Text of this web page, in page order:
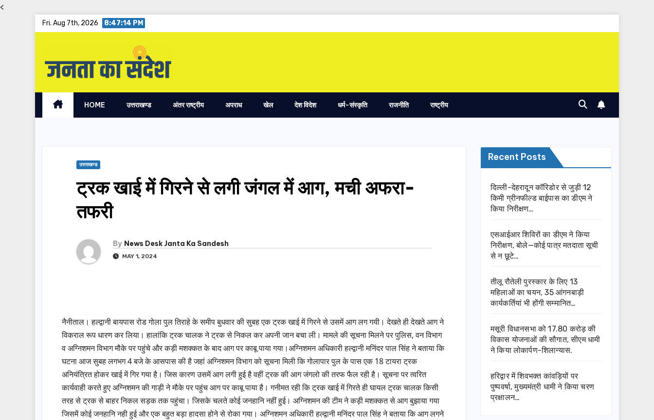
<
Fri. Aug 7th, 2026 8:47:14 PM
HOME उत्तराखण्ड अंतर राष्ट्रीय अपराध खेल देश विदेश धर्म-संस्कृति राजनीति राष्ट्रीय
उत्तराखण्ड
ट्रक खाई में गिरने से लगी जंगल में आग, मची अफरा-
तफरी
By News Desk Janta Ka Sandesh
MAY 1, 2024
नैनीताल। हल्द्वानी बायपास रोड गोला पुल तिराहे के समीप बुधवार की सुबह एक ट्रक खाई में गिरने से उसमें आग लग गयी। देखते ही देखते आग ने
विकराल रूप धारण कर लिया। हालांकि ट्रक चालक ने ट्रक से निकल कर अपनी जान बचा ली। मामले की सूचना मिलने पर पुलिस, वन विभाग
व अग्निशमन विभाग मौके पर पहुंचे और कड़ी मशक्कत के बाद आग पर काबू पाया गया।अग्निशमन अधिकारी हल्द्वानी मनिंदर पाल सिंह ने बताया कि
घटना आज सुबह लगभग 4 बजे के आसपास की है जहां अग्निशमन विभाग को सूचना मिली कि गोलापार पुल के पास एक 18 टायरा ट्रक
अनियंत्रित होकर खाई में गिर गया है। जिस कारण उसमें आग लगी हुई है वहीं ट्रक की आग जंगलो की तरफ फैल रही है। सूचना पर त्वरित
कार्यवाही करते हुए अग्निशमन की गाड़ी ने मौके पर पहुंच आग पर काबू पाया है। गनीमत रही कि ट्रक खाई में गिरते ही घायल ट्रक चालक किसी
तरह से ट्रक से बाहर निकल सड़क तक पहुंचा। जिसके चलते कोई जनहानि नहीं हुई। अग्निशमन की टीम ने कड़ी मशक्कत से आग बुझाया गया
जिसमें कोई जनहानि नही हुई और एक बहुत बड़ा हादसा होने से रोका गया। अग्निशमन अधिकारी हल्द्वानी मनिंदर पाल सिंह ने बताया कि आग लगने
Recent Posts
दिल्ली-देहरादून कॉरिडोर से जुड़ी 12
किमी ग्रीनफील्ड बाईपास का डीएम ने
किया निरीक्षण…
एसआईआर शिविरों का डीएम ने किया
निरीक्षण, बोले—कोई पात्र मतदाता सूची
से न छूटे…
तीलू रौतेली पुरस्कार के लिए 13
महिलाओं का चयन, 35 आंगनबाड़ी
कार्यकर्तियां भी होंगी सम्मानित…
मसूरी विधानसभा को 17.80 करोड़ की
विकास योजनाओं की सौगात, सीएम धामी
ने किया लोकार्पण-शिलान्यास.
हरिद्वार में शिवभक्त कांवड़ियों पर
पुष्पवर्षा, मुख्यमंत्री धामी ने किया चरण
प्रक्षालन…